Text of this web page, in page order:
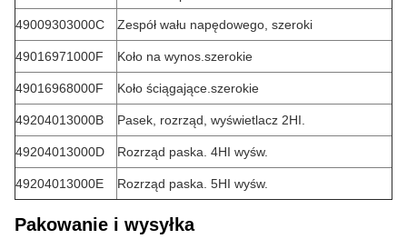
49009303000C Zespół wału napędowego, szeroki
49016971000F Koło na wynos.szerokie
49016968000F Koło ściągające.szerokie
49204013000B Pasek, rozrząd, wyświetlacz 2HI.
49204013000D Rozrząd paska. 4HI wyśw.
49204013000E Rozrząd paska. 5HI wyśw.
Pakowanie i wysyłka